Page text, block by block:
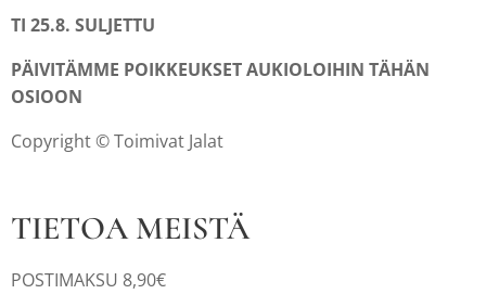
TI 25.8. SULJETTU
PÄIVITÄMME POIKKEUKSET AUKIOLOIHIN TÄHÄN
OSIOON
Copyright © Toimivat Jalat
TIETOA MEISTÄ
POSTIMAKSU 8,90€